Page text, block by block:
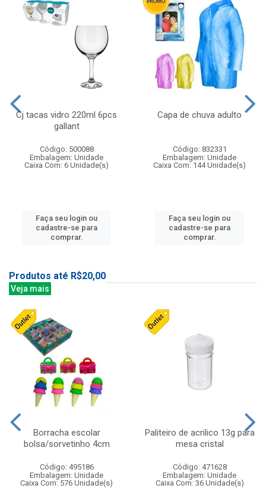
Cj tacas vidro 220ml 6pcs
gallant
Código: 500088
Embalagem: Unidade
Caixa Com: 6 Unidade(s)
Faça seu login ou
cadastre-se para
comprar.
Capa de chuva adulto
Código: 832331
Embalagem: Unidade
Caixa Com: 144 Unidade(s)
Faça seu login ou
cadastre-se para
comprar.
Produtos até R$20,00
Veja mais
Borracha escolar
bolsa/sorvetinho 4cm
Código: 495186
Embalagem: Unidade
Caixa Com: 576 Unidade(s)
Paliteiro de acrilico 13g para
mesa cristal
Código: 471628
Embalagem: Unidade
Caixa Com: 36 Unidade(s)